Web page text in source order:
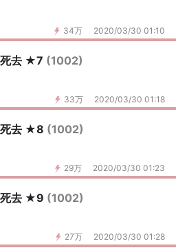
34万 2020/03/30 01:10
死去 ★7 (1002)
33万 2020/03/30 01:18
死去 ★8 (1002)
29万 2020/03/30 01:23
死去 ★9 (1002)
27万 2020/03/30 01:28